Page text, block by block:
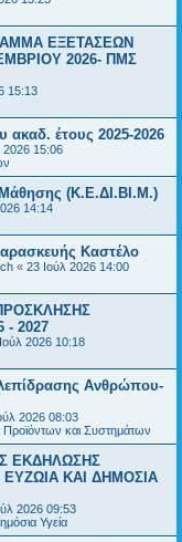
ΕΞΕΤΑΣΕΩΝ
2026- ΠΜΣ
15:13
ακαδ. έτους 2025-2026
2026 15:06
(Κ.Ε.ΔΙ.ΒΙ.Μ.)
14:14
Καστέλο
« 23 Ιούλ 2026 14:00
2027
2026 10:18
Ανθρώπου-
2026 08:03
και Συστημάτων
ΕΚΔΗΛΩΣΗΣ
ΚΑΙ ΔΗΜΟΣΙΑ
2026 09:53
Υγεία